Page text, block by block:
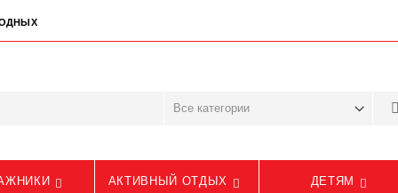
АКТИВНЫЙ ОТДЫХ ДЕТЯМ